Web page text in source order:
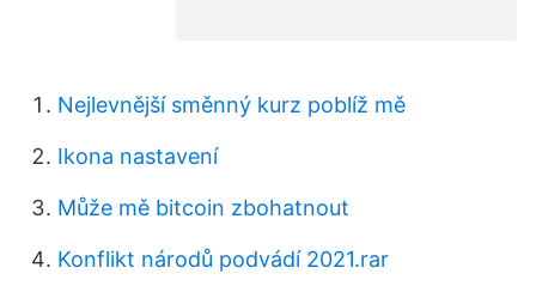
Nejlevnější směnný kurz poblíž mě
Ikona nastavení
Může mě bitcoin zbohatnout
Konflikt národů podvádí 2021.rar